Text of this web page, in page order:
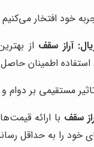
خود افتخار
آراز سقف از
استفاده اطمینان
مستقیمی بر
سقف با ارائه
خود را به حداقل